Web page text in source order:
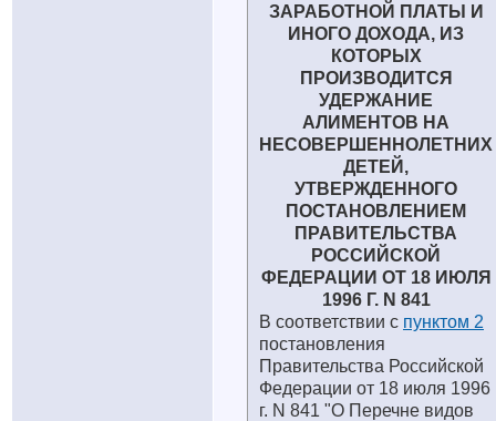
ЗАРАБОТНОЙ ПЛАТЫ И
ИНОГО ДОХОДА, ИЗ
КОТОРЫХ
ПРОИЗВОДИТСЯ
УДЕРЖАНИЕ
АЛИМЕНТОВ НА
НЕСОВЕРШЕННОЛЕТНИХ
ДЕТЕЙ,
УТВЕРЖДЕННОГО
ПОСТАНОВЛЕНИЕМ
ПРАВИТЕЛЬСТВА
РОССИЙСКОЙ
ФЕДЕРАЦИИ ОТ 18 ИЮЛЯ
1996 Г. N 841
В соответствии с пунктом 2
постановления
Правительства Российской
Федерации от 18 июля 1996
г. N 841 "О Перечне видов